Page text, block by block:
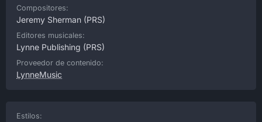
Compositores:
Jeremy Sherman (PRS)
Editores musicales:
Lynne Publishing (PRS)
Proveedor de contenido:
LynneMusic
Estilos: